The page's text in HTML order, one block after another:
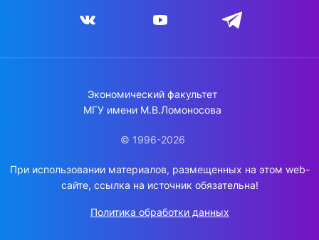
Экономический факультет
МГУ имени М.В.Ломоносова
© 1996-2026
При использовании материалов, размещенных на этом web-
сайте, ссылка на источник обязательна!
Политика обработки данных